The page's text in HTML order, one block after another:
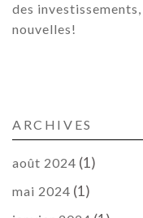
des
nouvelles!
ARCHIVES
août 2024 (1)
mai 2024 (1)